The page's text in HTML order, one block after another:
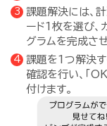
課題解決には、
ード1枚を選び、
グラムを完成させ
課題を1つ解決
確認を行い、「
付けます。